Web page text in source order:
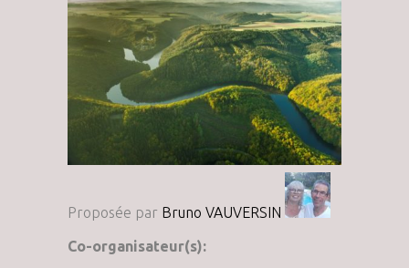
Proposée par Bruno VAUVERSIN
Co-organisateur(s):